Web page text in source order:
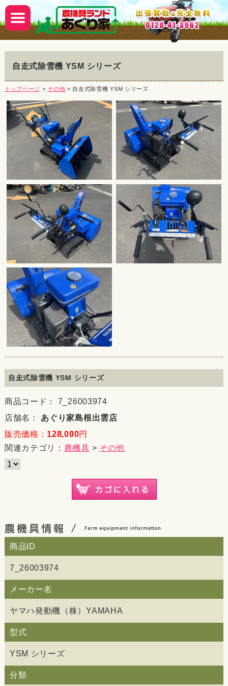
自走式除雪機 YSM シリーズ
トップページ > その他 > 自走式除雪機 YSM シリーズ
自走式除雪機 YSM シリーズ
商品コード： 7_26003974
店舗名： あぐり家島根出雲店
販売価格： 128,000円
関連カテゴリ： 農機具 > その他
商品ID
7_26003974
メーカー名
ヤマハ発動機（株）YAMAHA
型式
YSM シリーズ
分類